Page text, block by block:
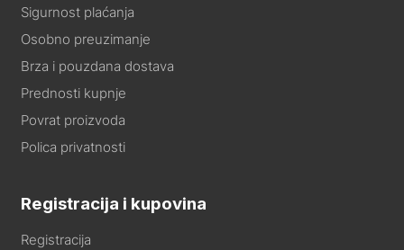
Sigurnost plaćanja
Osobno preuzimanje
Brza i pouzdana dostava
Prednosti kupnje
Povrat proizvoda
Polica privatnosti
Registracija i kupovina
Registracija